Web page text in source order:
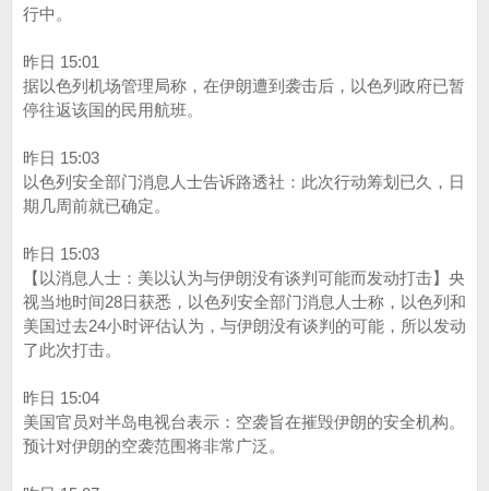
行中。
昨日 15:01
据以色列机场管理局称，在伊朗遭到袭击后，以色列政府已暂
停往返该国的民用航班。
昨日 15:03
以色列安全部门消息人士告诉路透社：此次行动筹划已久，日
期几周前就已确定。
昨日 15:03
【以消息人士：美以认为与伊朗没有谈判可能而发动打击】央
视当地时间28日获悉，以色列安全部门消息人士称，以色列和
美国过去24小时评估认为，与伊朗没有谈判的可能，所以发动
了此次打击。
昨日 15:04
美国官员对半岛电视台表示：空袭旨在摧毁伊朗的安全机构。
预计对伊朗的空袭范围将非常广泛。